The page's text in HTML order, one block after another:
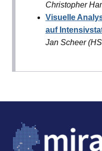
Christopher
Visuelle
auf
Jan Scheer